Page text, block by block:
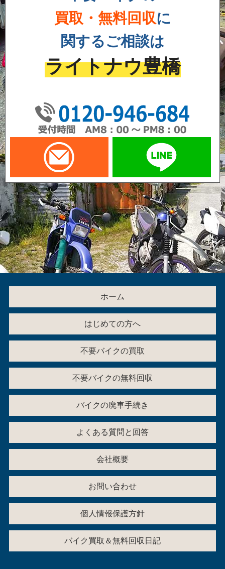
買取・無料回収に
関するご相談は
ライトナウ豊橋
メールでお問い合わせ
ホーム
はじめての方へ
不要バイクの買取
不要バイクの無料回収
バイクの廃車手続き
よくある質問と回答
会社概要
お問い合わせ
個人情報保護方針
バイク買取＆無料回収日記